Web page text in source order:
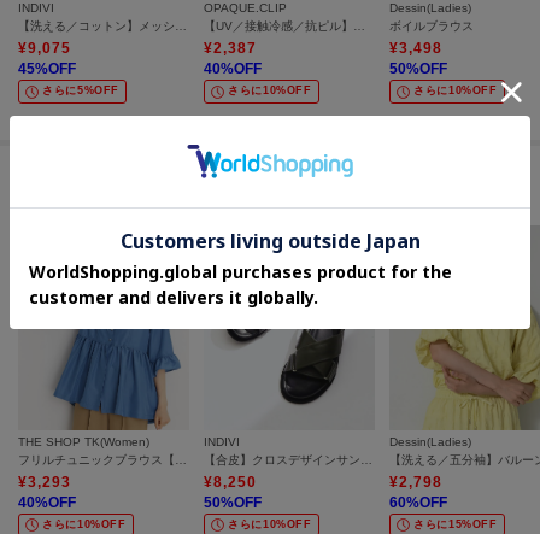
INDIVI
【洗える／コットン】メッシュジップニットカーディガン
¥9,075
45%OFF
さらに5%OFF
OPAQUE.CLIP
【UV／接触冷感／抗ピル】シアー＆レイヤード風さらりニット《洗濯機OK》
¥2,387
40%OFF
さらに10%OFF
Dessin(Ladies)
ボイルブラウス
¥3,498
50%OFF
さらに10%OFF
THE SHOP TK(Women)
¥3,293
40%OFF
さらに10%OFF
INDIVI
¥8,250
50%OFF
さらに10%OFF
Dessin(Ladies)
¥2,798
60%OFF
さらに15%OFF